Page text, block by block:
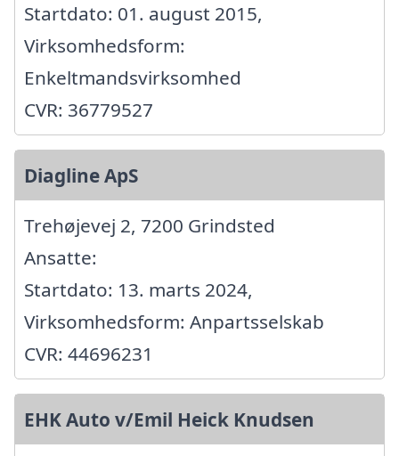
Startdato: 01. august 2015,
Virksomhedsform:
Enkeltmandsvirksomhed
CVR: 36779527
Diagline ApS
Trehøjevej 2, 7200 Grindsted
Ansatte:
Startdato: 13. marts 2024,
Virksomhedsform: Anpartsselskab
CVR: 44696231
EHK Auto v/Emil Heick Knudsen